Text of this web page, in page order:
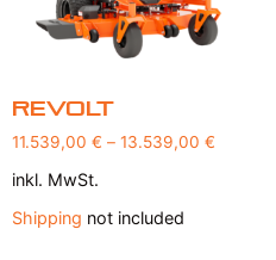
Revolt
11.539,00 € – 13.539,00 €
inkl. MwSt.
Shipping not included